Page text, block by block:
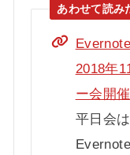
2018年
ー会開
平日会